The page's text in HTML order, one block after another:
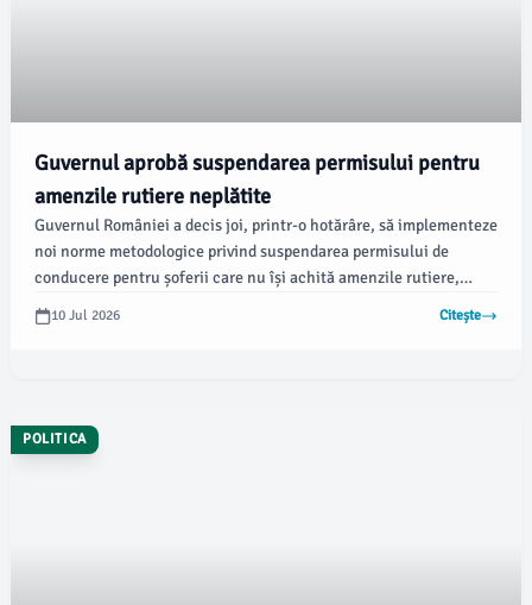
Guvernul aprobă suspendarea permisului pentru
amenzile rutiere neplătite
Guvernul României a decis joi, printr-o hotărâre, să implementeze
noi norme metodologice privind suspendarea permisului de
conducere pentru șoferii care nu își achită amenzile rutiere,
conform unui comunicat emis de Executiv. Aceste reguli vor intra
în vigoare pe 25 august 2026.
10 Jul 2026 Citește
POLITICA